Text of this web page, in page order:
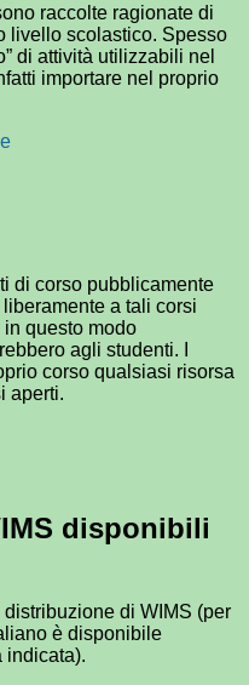
raccolte ragionate di
livello scolastico. Spesso
di attività utilizzabili nel
importare nel proprio
di corso pubblicamente
a tali corsi
questo modo
agli studenti. I
corso qualsiasi risorsa
aperti.
disponibili
di WIMS (per
è disponibile
indicata).